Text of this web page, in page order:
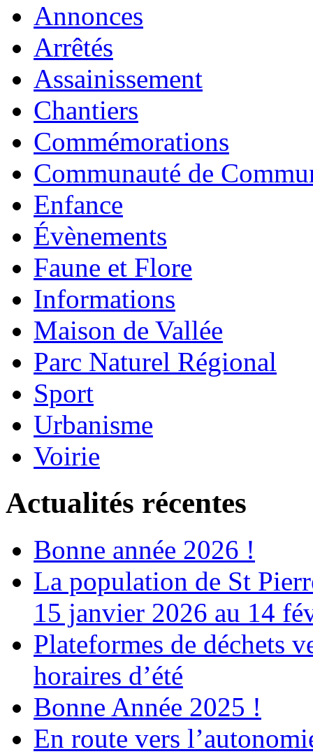
Annonces
Arrêtés
Assainissement
Chantiers
Commémorations
Communauté de
Enfance
Évènements
Faune et Flore
Informations
Maison de Vallée
Parc Naturel Régional
Sport
Urbanisme
Voirie
Actualités récentes
Bonne année 2026 !
La population de St
15 janvier 2026 au 14
Plateformes de déchets
horaires d’été
Bonne Année 2025 !
En route vers